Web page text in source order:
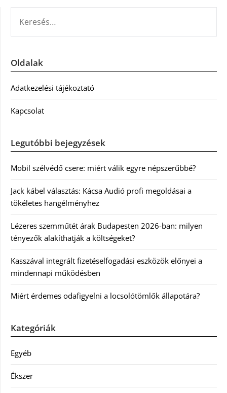
Oldalak
Adatkezelési tájékoztató
Kapcsolat
Legutóbbi bejegyzések
Mobil szélvédő csere: miért válik egyre népszerűbbé?
Jack kábel választás: Kácsa Audió profi megoldásai a
tökéletes hangélményhez
Lézeres szemműtét árak Budapesten 2026-ban: milyen
tényezők alakíthatják a költségeket?
Kasszával integrált fizetéselfogadási eszközök előnyei a
mindennapi működésben
Miért érdemes odafigyelni a locsolótömlők állapotára?
Kategóriák
Egyéb
Ékszer